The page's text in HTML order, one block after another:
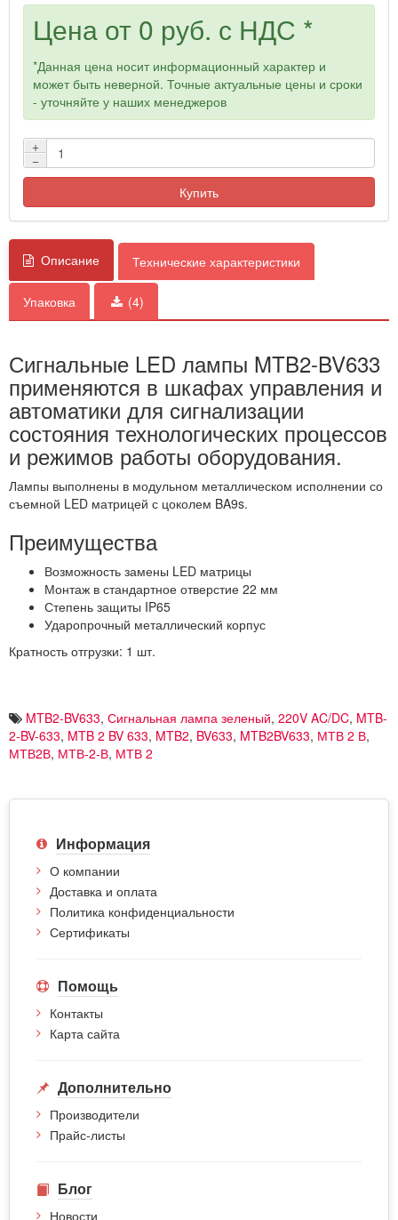
Цена от 0 руб. с НДС *
*Данная цена носит информационный характер и
может быть неверной. Точные актуальные цены и сроки
- уточняйте у наших менеджеров
+
−
Купить
Описание Технические характеристики
Упаковка (4)
Сигнальные LED лампы MTB2-BV633
применяются в шкафах управления и
автоматики для сигнализации
состояния технологических процессов
и режимов работы оборудования.
Лампы выполнены в модульном металлическом исполнении со
съемной LED матрицей с цоколем BA9s.
Преимущества
Возможность замены LED матрицы
Монтаж в стандартное отверстие 22 мм
Степень защиты IP65
Ударопрочный металлический корпус
Кратность отгрузки: 1 шт.
MTB2-BV633, Сигнальная лампа зеленый, 220V AC/DC, MTB-
2-BV-633, MTB 2 BV 633, MTB2, BV633, MTB2BV633, МТВ 2 В,
МТВ2В, МТВ-2-В, МТВ 2
Информация
О компании
Доставка и оплата
Политика конфиденциальности
Сертификаты
Помощь
Контакты
Карта сайта
Дополнительно
Производители
Прайс-листы
Блог
Новости